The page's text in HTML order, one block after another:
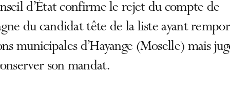
d’État confirme le rejet du compte de
du candidat tête de la liste ayant
municipales d’Hayange (Moselle) mais
son mandat.